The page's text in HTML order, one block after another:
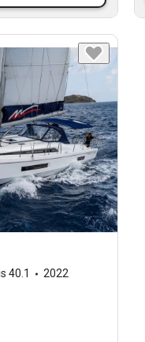
40.1
2022